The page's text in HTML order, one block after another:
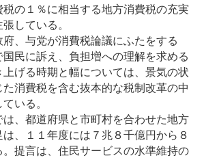
の１％に相当する地方消費税の充実
している。
、与党が消費税論議にふたをする
民に訴え、負担増への理解を求める
げる時期と幅については、景気の状
消費税を含む抜本的な税制改革の中
いる。
、都道府県と市町村を合わせた地方
、１１年度には７兆８千億円から８
提言は、住民サービスの水準維持の